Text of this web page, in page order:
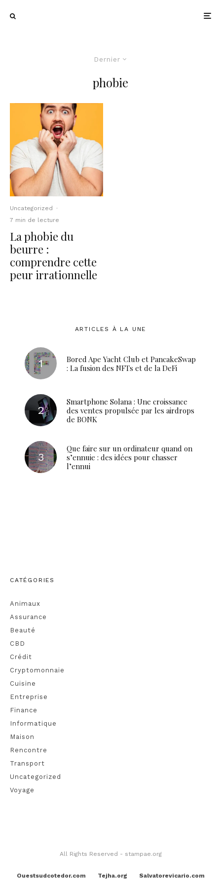
Dernier
phobie
Uncategorized
·
7 min de lecture
La phobie du
beurre :
comprendre cette
peur irrationnelle
ARTICLES À LA UNE
Bored Ape Yacht Club et PancakeSwap
: La fusion des NFTs et de la DeFi
Smartphone Solana : Une croissance
des ventes propulsée par les airdrops
de BONK
Que faire sur un ordinateur quand on
s’ennuie : des idées pour chasser
l’ennui
CATÉGORIES
Animaux
Assurance
Beauté
CBD
Crédit
Cryptomonnaie
Cuisine
Entreprise
Finance
Informatique
Maison
Rencontre
Transport
Uncategorized
Voyage
All Rights Reserved - stampae.org
Ouestsudcotedor.com Tejha.org Salvatorevicario.com